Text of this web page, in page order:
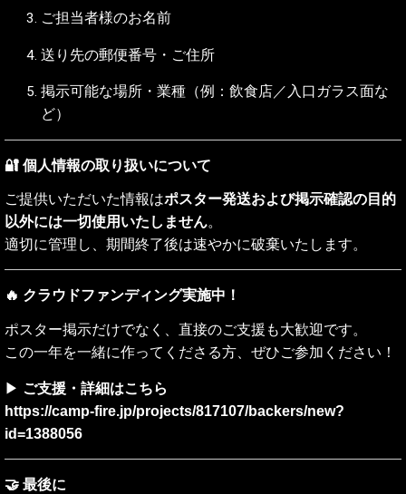
ご担当者様のお名前
送り先の郵便番号・ご住所
掲示可能な場所・業種（例：飲食店／入口ガラス面な
ど）
🔐 個人情報の取り扱いについて
ご提供いただいた情報はポスター発送および掲示確認の目的
以外には一切使用いたしません。
適切に管理し、期間終了後は速やかに破棄いたします。
🔥 クラウドファンディング実施中！
ポスター掲示だけでなく、直接のご支援も大歓迎です。
この一年を一緒に作ってくださる方、ぜひご参加ください！
▶ ご支援・詳細はこちら
https://camp-fire.jp/projects/817107/backers/new?
id=1388056
🤝 最後に